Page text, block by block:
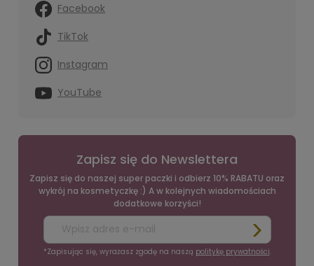
Facebook
TikTok
Instagram
YouTube
Zapisz się do Newslettera
Zapisz się do naszej super paczki i odbierz 10% RABATU oraz
wykrój na kosmetyczkę :) A w kolejnych wiadomościach
dodatkowe korzyści!
*Zapisując się, wyrażasz zgodę na naszą politykę prywatności.